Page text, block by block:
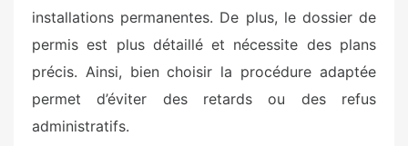
installations permanentes. De plus, le dossier de
permis est plus détaillé et nécessite des plans
précis. Ainsi, bien choisir la procédure adaptée
permet d’éviter des retards ou des refus
administratifs.